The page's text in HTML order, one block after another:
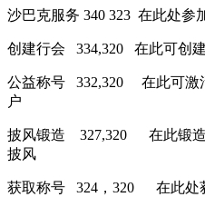
沙巴克服务 340 323 在此处参
创建行会 334,320 在此可创
公益称号 332,320 在此可激
户
披风锻造 327,320 在此锻造
披风
获取称号 324，320 在此处